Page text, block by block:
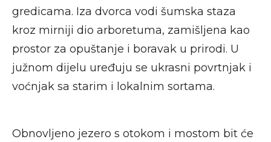
gredicama. Iza dvorca vodi šumska staza
kroz mirniji dio arboretuma, zamišljena kao
prostor za opuštanje i boravak u prirodi. U
južnom dijelu uređuju se ukrasni povrtnjak i
voćnjak sa starim i lokalnim sortama.
Obnovljeno jezero s otokom i mostom bit će